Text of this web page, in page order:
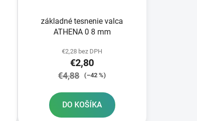
základné tesnenie valca
ATHENA 0 8 mm
€2,28 bez DPH
€2,80
€4,88 (–42 %)
DO KOŠÍKA